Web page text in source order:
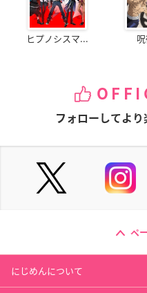
ヒプノシスマ...
フォローしてより
ペ
にじめんについて